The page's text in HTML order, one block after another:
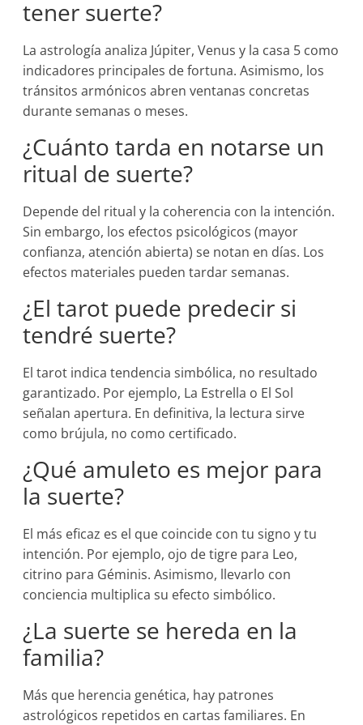
tener suerte?
La astrología analiza Júpiter, Venus y la casa 5 como
indicadores principales de fortuna. Asimismo, los
tránsitos armónicos abren ventanas concretas
durante semanas o meses.
¿Cuánto tarda en notarse un
ritual de suerte?
Depende del ritual y la coherencia con la intención.
Sin embargo, los efectos psicológicos (mayor
confianza, atención abierta) se notan en días. Los
efectos materiales pueden tardar semanas.
¿El tarot puede predecir si
tendré suerte?
El tarot indica tendencia simbólica, no resultado
garantizado. Por ejemplo, La Estrella o El Sol
señalan apertura. En definitiva, la lectura sirve
como brújula, no como certificado.
¿Qué amuleto es mejor para
la suerte?
El más eficaz es el que coincide con tu signo y tu
intención. Por ejemplo, ojo de tigre para Leo,
citrino para Géminis. Asimismo, llevarlo con
conciencia multiplica su efecto simbólico.
¿La suerte se hereda en la
familia?
Más que herencia genética, hay patrones
astrológicos repetidos en cartas familiares. En